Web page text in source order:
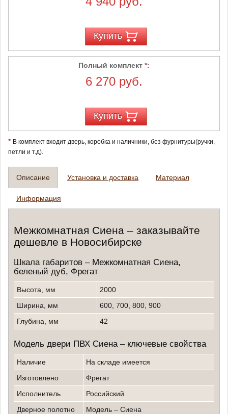
Купить
Полный комплект *:
6 270 руб.
Купить
* В комплект входит дверь, коробка и наличники, без фурнитуры(ручки,
петли и т.д).
Описание Установка и доставка Материал
Информация
Межкомнатная Сиена – заказывайте
дешевле в Новосибирске
Шкала габаритов – Межкомнатная Сиена,
беленый дуб, Фрегат
Высота, мм
2000
Ширина, мм
600, 700, 800, 900
Глубина, мм
42
Модель двери ПВХ Сиена – ключевые свойства
Наличие
на складе имеется
изготовлено
Фрегат
исполнитель
российский
Дверное полотно
модель – Сиена